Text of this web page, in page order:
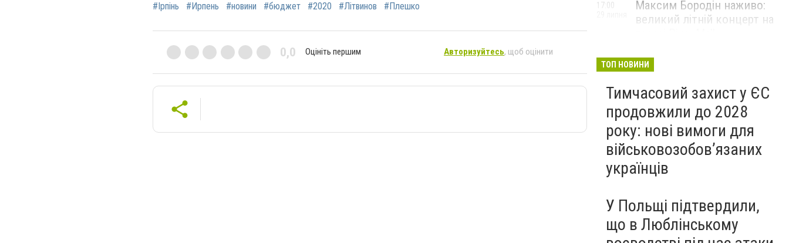
#Ірпінь #Ирпень #новини #бюджет #2020 #Літвинов #Плешко
0,0 Оцініть першим Авторизуйтесь, щоб оцінити
Максим Бородін наживо:
великий літній концерт на
17:00
ТОП НОВИНИ
Тимчасовий захист у ЄС
продовжили до 2028
року: нові вимоги для
військовозобов’язаних
українців
У Польщі підтвердили,
що в Люблінському